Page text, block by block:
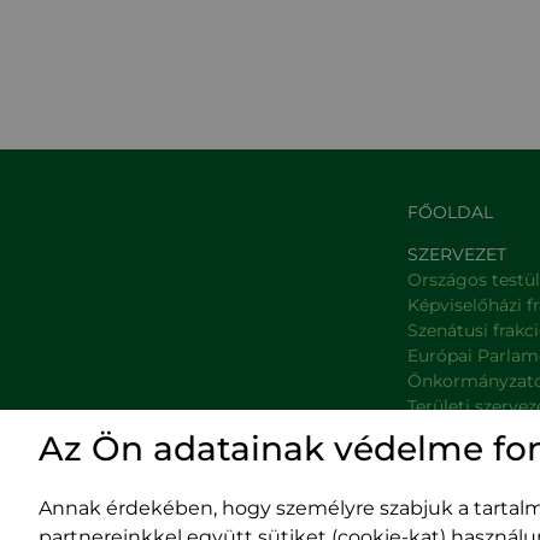
FŐOLDAL
SZERVEZET
Országos
Képviselőházi
Szenátusi
Európai
Területi
Platformok
Az Ön adatainak védelme
Annak érdekében, hogy személyre szabjuk a